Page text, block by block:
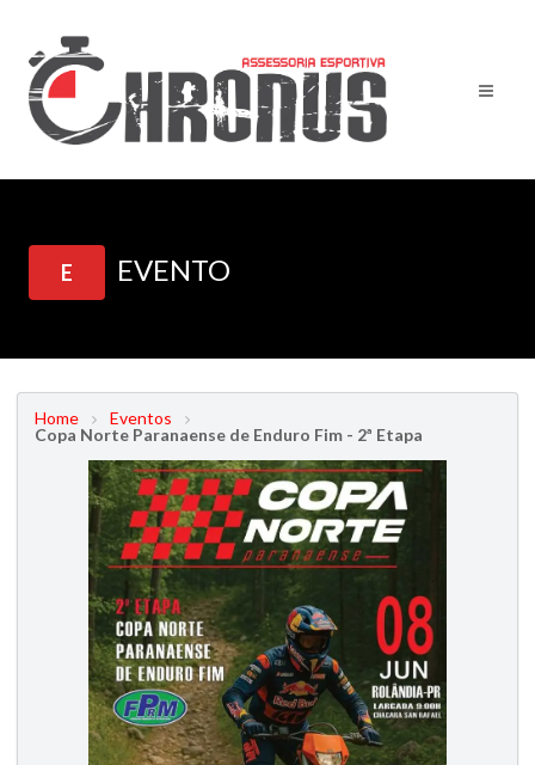
E EVENTO
Home
Eventos
Copa Norte Paranaense de Enduro Fim - 2ª Etapa